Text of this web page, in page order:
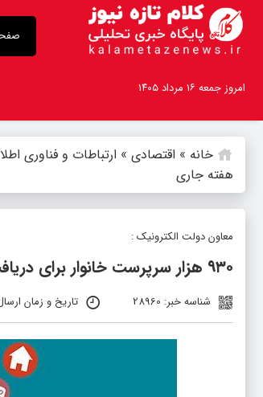
امروز جمعه ۱۶ مرداد ۱۴۰۵
خانه » اقتصادی » ارتباطات و فناوری
هفته جاری
معاون دولت الکترونیک :
۹۳۰ هزار سرپرست خانوار برای دریافت اینترنت رایگان ثبت‌نام کردند/ مهلت ثبت‌نام تا پایان هفته جاری
شناسه خبر: 28960 تاریخ و زمان ارسال: 27 تیر 1401 ساعت